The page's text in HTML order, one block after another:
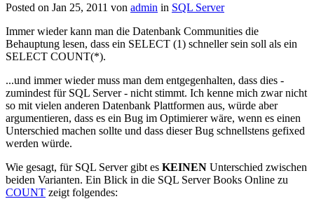
Posted on Jan 25, 2011 von admin in SQL Server
Immer wieder kann man die Datenbank Communities die
Behauptung lesen, dass ein SELECT (1) schneller sein soll als ein
SELECT COUNT(*).
...und immer wieder muss man dem entgegenhalten, dass dies -
zumindest für SQL Server - nicht stimmt. Ich kenne mich zwar nicht
so mit vielen anderen Datenbank Plattformen aus, würde aber
argumentieren, dass es ein Bug im Optimierer wäre, wenn es einen
Unterschied machen sollte und dass dieser Bug schnellstens gefixed
werden würde.
Wie gesagt, für SQL Server gibt es KEINEN Unterschied zwischen
beiden Varianten. Ein Blick in die SQL Server Books Online zu
COUNT zeigt folgendes: